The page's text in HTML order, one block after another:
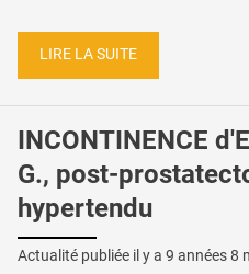
LIRE LA SUITE
INCONTINENCE
G., post-
hypertendu
Actualité publiée il y a 9 années 8